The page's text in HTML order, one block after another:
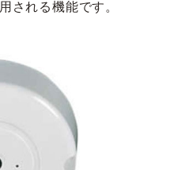
される機能です。